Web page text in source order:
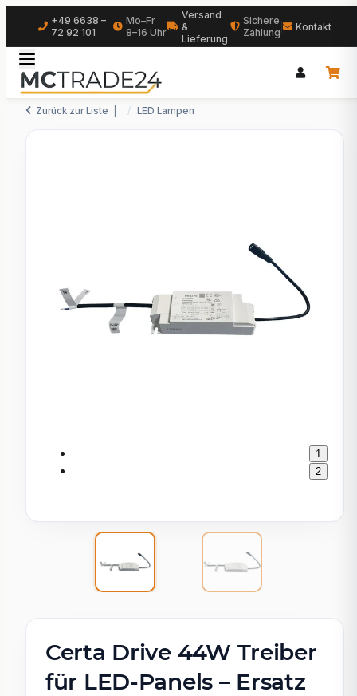
+49 6638 –
72 92 101
Mo–Fr
8–16 Uhr
Versand
&
Lieferung
Sichere
Zahlung
Kontakt
Zurück zur Liste LED Lampen
1
2
Certa Drive 44W Treiber
für LED-Panels – Ersatz